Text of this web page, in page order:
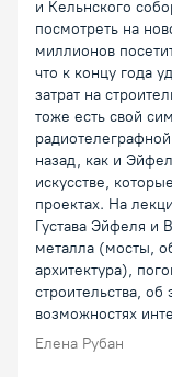
и Кельнского
посмотреть на
миллионов
что к концу года
затрат на
тоже есть свой
назад, как и
искусстве,
проектах. На
Густава Эйфеля и
металла (мосты,
архитектура),
строительства,
возможностях
Елена Рубан